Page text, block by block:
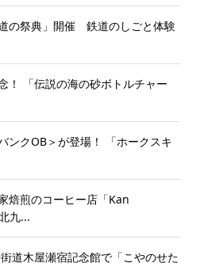
の祭典」開催 鉄道のしごと体験
！ 「伝説の海の砂ボトルチャー
ンクOB＞が登場！ 「ホークスキ
焙煎のコーヒー店「Kan
九...
道木屋瀬宿記念館で「こやのせた